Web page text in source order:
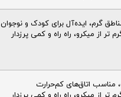
گرم، ایده‌آل برای کودک و نوجوان
تر از میکرو، راه راه و کمی پرزدار
مناسب اتاق‌های کم‌حرارت